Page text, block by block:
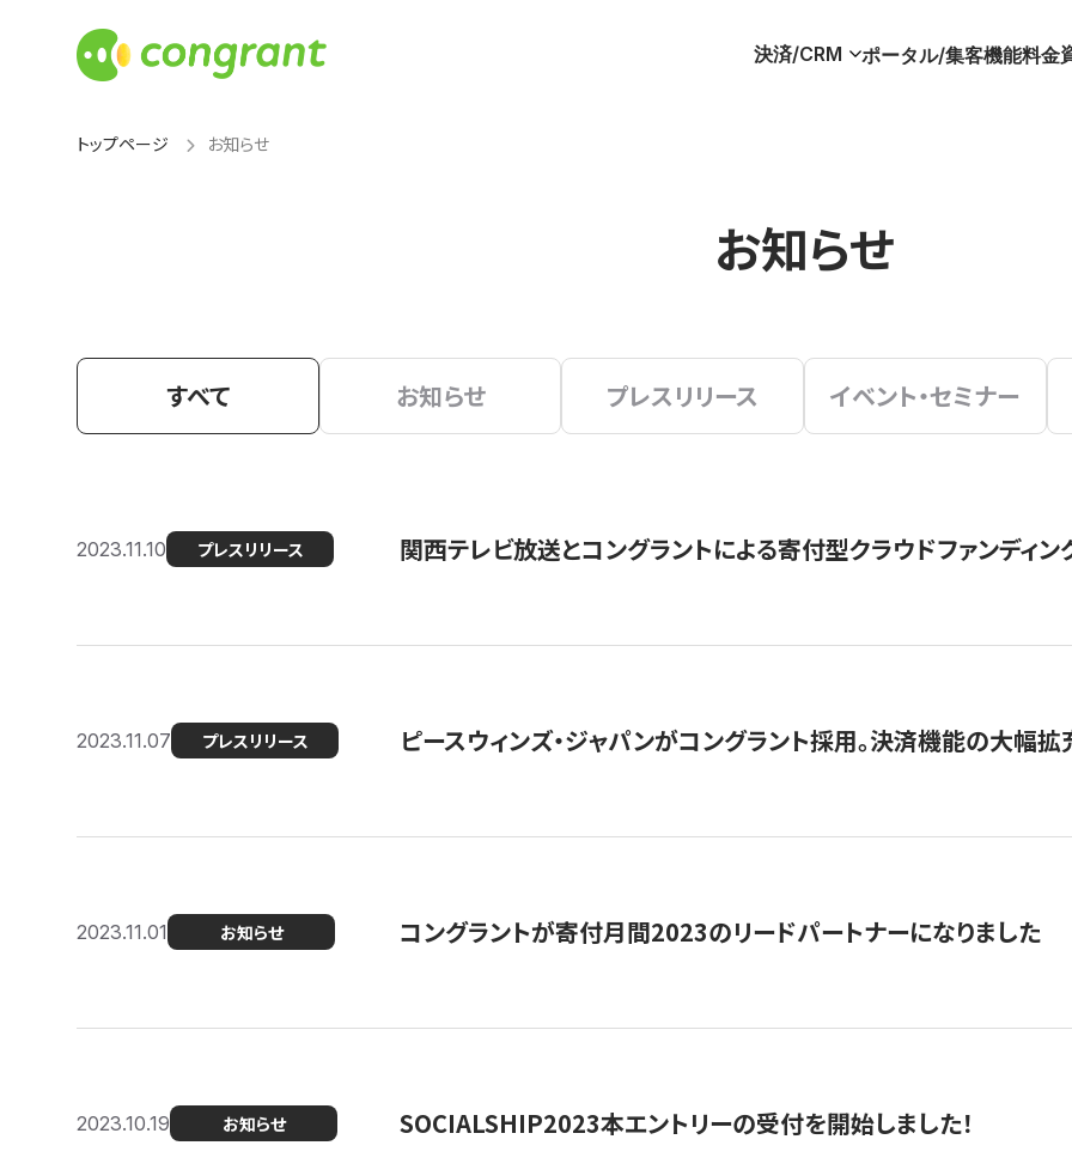
決済/CRM ポータル/集客機能料金
トップページ お知らせ
お知らせ
すべて お知らせ プレスリリース イベント・セミナー
2023.11.10 プレスリリース 関西テレビ放送とコングラントによる寄付型クラウドファンディ
2023.11.07 プレスリリース ピースウィンズ・ジャパンがコングラント採用。決済機能の大幅
2023.11.01 お知らせ コングラントが寄付月間2023のリードパートナーになりました
2023.10.19 お知らせ SOCIALSHIP2023本エントリーの受付を開始しました！